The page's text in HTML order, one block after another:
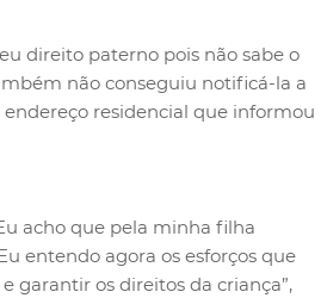
direito paterno pois não sabe o
não conseguiu notificá-la a
residencial que informou
acho que pela minha filha
entendo agora os esforços que
garantir os direitos da criança”,